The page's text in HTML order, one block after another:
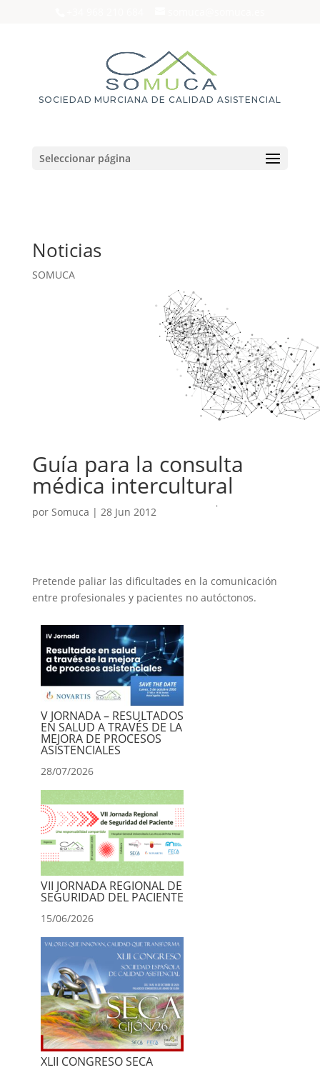
SOCIEDAD MURCIANA DE CALIDAD ASISTENCIAL
Seleccionar página
Noticias
SOMUCA
Guía para la consulta
médica intercultural
por Somuca | 28 Jun 2012
Pretende paliar las dificultades en la comunicación
entre profesionales y pacientes no autóctonos.
V JORNADA – RESULTADOS
EN SALUD A TRAVÉS DE LA
MEJORA DE PROCESOS
ASISTENCIALES
28/07/2026
VII JORNADA REGIONAL DE
SEGURIDAD DEL PACIENTE
15/06/2026
XLII CONGRESO SECA